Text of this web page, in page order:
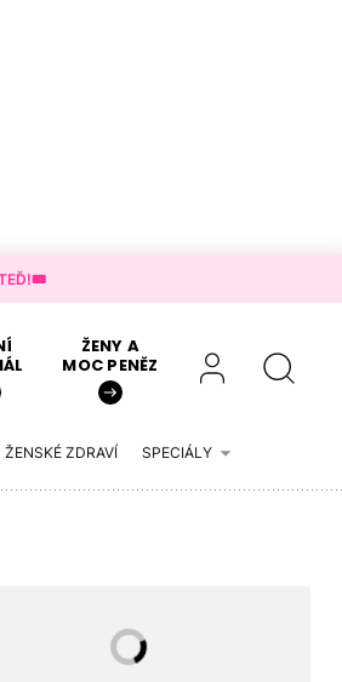
TEĎ!🎟️
ŽENY A
MOC PENĚZ
ŽENSKÉ ZDRAVÍ SPECIÁLY